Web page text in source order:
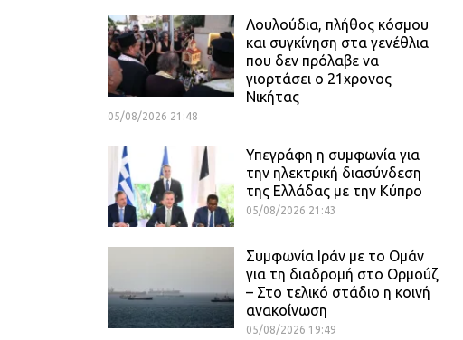
Λουλούδια, πλήθος κόσμου
και συγκίνηση στα γενέθλια
που δεν πρόλαβε να
γιορτάσει ο 21χρονος
Νικήτας
05/08/2026 21:48
Υπεγράφη η συμφωνία για
την ηλεκτρική διασύνδεση
της Ελλάδας με την Κύπρο
05/08/2026 21:43
Συμφωνία Ιράν με το Ομάν
για τη διαδρομή στο Ορμούζ
– Στο τελικό στάδιο η κοινή
ανακοίνωση
05/08/2026 19:49